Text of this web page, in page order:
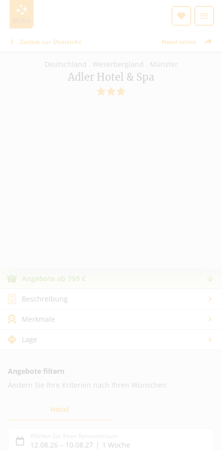
Zurück zur Übersicht Hotel teilen
Deutschland . Weserbergland . Münster
Adler Hotel & Spa
3
Angebote ab 759 €
Beschreibung
Merkmale
Lage
Angebote filtern
Ändern Sie Ihre Kriterien nach Ihren Wünschen
Hotel
Wählen Sie Ihren Reisezeitraum
12.08.26 – 10.08.27 1 Woche